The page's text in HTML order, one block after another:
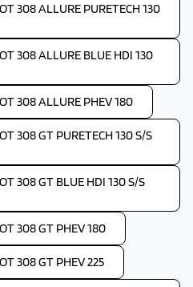
308 ALLURE PURETECH 130
308 ALLURE BLUE HDI 130
308 ALLURE PHEV 180
308 GT PURETECH 130 S/S
308 GT BLUE HDI 130 S/S
308 GT PHEV 180
308 GT PHEV 225